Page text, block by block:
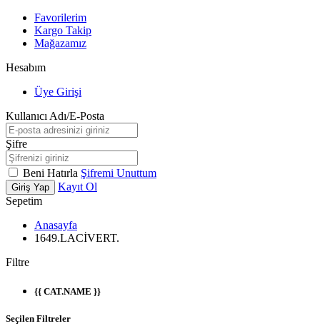
Favorilerim
Kargo Takip
Mağazamız
Hesabım
Üye Girişi
Kullanıcı Adı/E-Posta
Şifre
Beni Hatırla Şifremi Unuttum
Giriş Yap
Kayıt Ol
Sepetim
Anasayfa
1649.LACİVERT.
Filtre
{{ CAT.NAME }}
Seçilen Filtreler